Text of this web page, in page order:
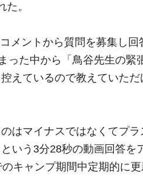
た。
メントから質問を募集し回
った中から「鳥谷先生の緊
えているので教えていた
のはマイナスではなくてプ
いう3分28秒の動画回答を
キャンプ期間中定期的に